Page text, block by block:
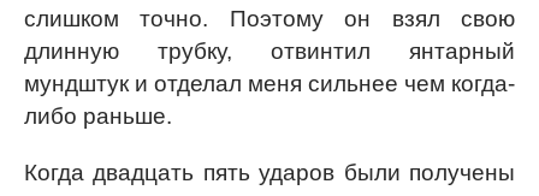
слишком точно. Поэтому он взял свою
длинную трубку, отвинтил янтарный
мундштук и отделал меня сильнее чем когда-
либо раньше.
Когда двадцать пять ударов были получены